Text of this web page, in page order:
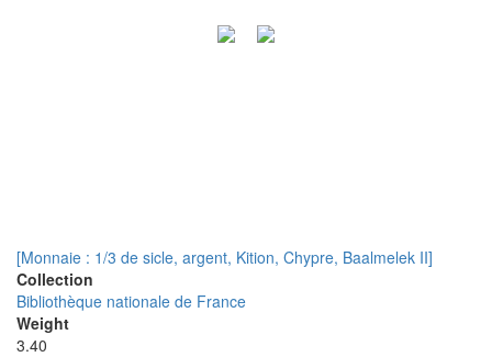
[Monnaie : 1/3 de sicle, argent, Kition, Chypre, Baalmelek II]
Collection
Bibliothèque nationale de France
Weight
3.40